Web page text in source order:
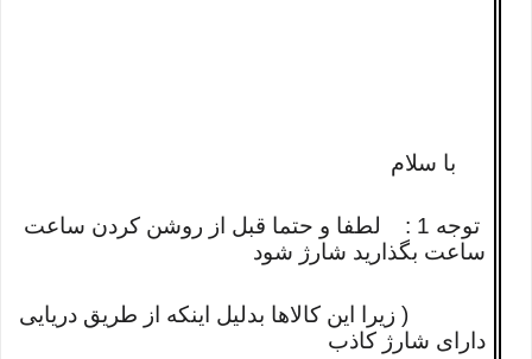
با سلام
ساعت بگذارید شارژ شود
( زیرا این کالاها بدلیل اینکه از طریق دریایی
دارای شارژ کاذب